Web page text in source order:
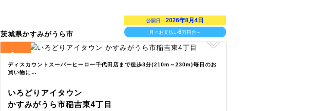
茨城県かすみがうら市
公開日：2026年8月4日
月々お支払い6万円台～
2
ディスカウントスーパーヒーロー千代田店まで徒歩3分(210m～230m)毎日のお
買い物に…
いろどりアイタウン
かすみがうら市稲吉東4丁目